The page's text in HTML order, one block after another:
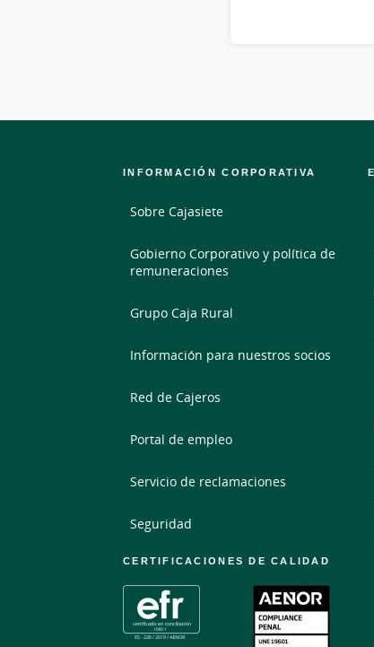
INFORMACIÓN CORPORATIVA
Sobre Cajasiete
Gobierno Corporativo y política de
remuneraciones
Grupo Caja Rural
Información para nuestros socios
Red de Cajeros
Portal de empleo
Servicio de reclamaciones
Seguridad
CERTIFICACIONES DE CALIDAD